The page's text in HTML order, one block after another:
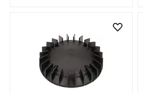
Festigkeitsklasse: 8